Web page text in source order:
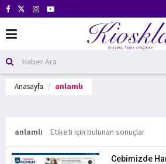
Anasayfa anlamlı
anlamlı Etiketi için bulunan sonuçlar
Cebimizde